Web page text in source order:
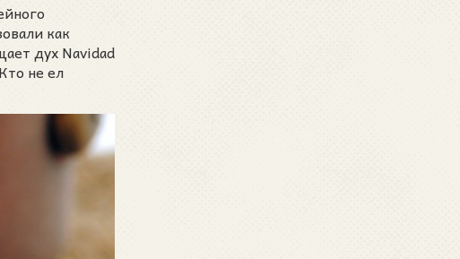
как
дух Navidad
не ел